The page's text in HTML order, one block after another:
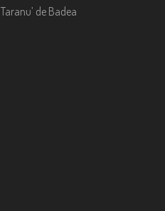
Taranu’ de Badea